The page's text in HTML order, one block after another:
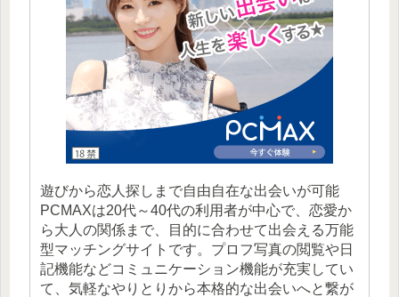
遊びから恋人探しまで自由自在な出会いが可能
PCMAXは20代～40代の利用者が中心で、恋愛か
ら大人の関係まで、目的に合わせて出会える万能
型マッチングサイトです。プロフ写真の閲覧や日
記機能などコミュニケーション機能が充実してい
て、気軽なやりとりから本格的な出会いへと繋が